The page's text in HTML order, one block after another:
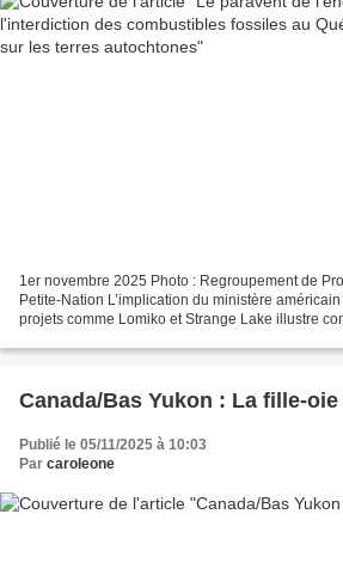
1er novembre 2025 Photo : Regroupement de
Petite-Nation L’implication du ministère
projets comme Lomiko et Strange Lake illustre
Canada/Bas Yukon : La fille-oie
Publié le 05/11/2025 à 10:03
Par caroleone